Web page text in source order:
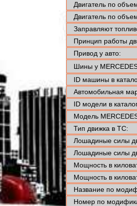
Двигатель по
Двигатель по
Заправляют
Принцип работы
Привод у авто:
Шины у
ID машины в
Автомобильная
ID модели в
Модель
Тип движка в ТС:
Лошадиные силы
Лошадиные силы
Мощность в
Мощность в
Название по
Номер по